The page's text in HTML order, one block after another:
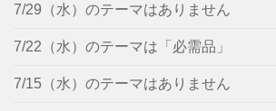
7/29（水）のテーマはありません
7/22（水）のテーマは「必需品」
7/15（水）のテーマはありません